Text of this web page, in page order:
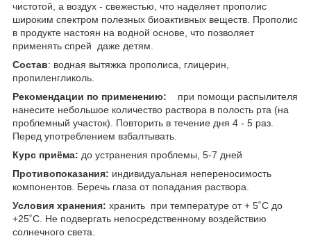
чистотой, а воздух - свежестью, что наделяет прополис
широким спектром полезных биоактивных веществ. Прополис
в продукте настоян на водной основе, что позволяет
применять спрей даже детям.
Состав: водная вытяжка прополиса, глицерин,
пропиленгликоль.
Рекомендации по применению:
при помощи распылителя
нанесите небольшое количество раствора в полость рта (на
проблемный участок). Повторить в течение дня 4 - 5 раз.
Перед употреблением взбалтывать.
Курс приёма: до устранения проблемы, 5-7 дней
Противопоказания: индивидуальная непереносимость
компонентов. Беречь глаза от попадания раствора.
Условия хранения: хранить при температуре от + 5˚С до
+25˚С. Не подвергать непосредственному воздействию
солнечного света.